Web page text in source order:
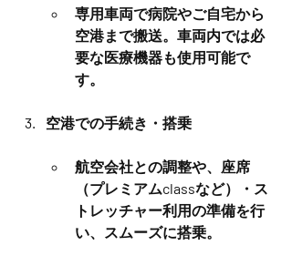
専用車両で病院やご自宅から
空港まで搬送。車両内では必
要な医療機器も使用可能で
す。
空港での手続き・搭乗
航空会社との調整や、座席
（プレミアムclassなど）・ス
トレッチャー利用の準備を行
い、スムーズに搭乗。